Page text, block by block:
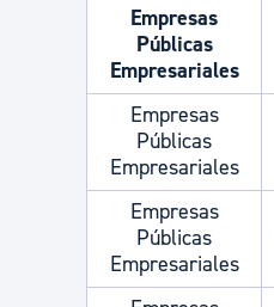
Empresas
Públicas
Empresariales
Empresas
Públicas
Empresariales
Empresas
Públicas
Empresariales